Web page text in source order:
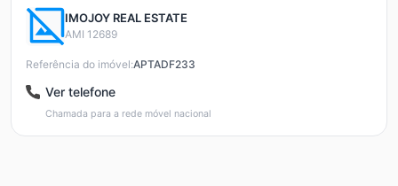
IMOJOY REAL ESTATE
AMI 12689
Referência do imóvel:APTADF233
Ver telefone
Chamada para a rede móvel nacional